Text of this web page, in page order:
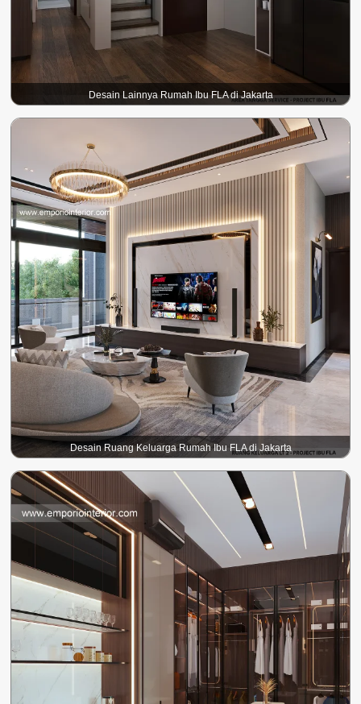
Desain Lainnya Rumah Ibu FLA di Jakarta
Desain Ruang Keluarga Rumah Ibu FLA di Jakarta